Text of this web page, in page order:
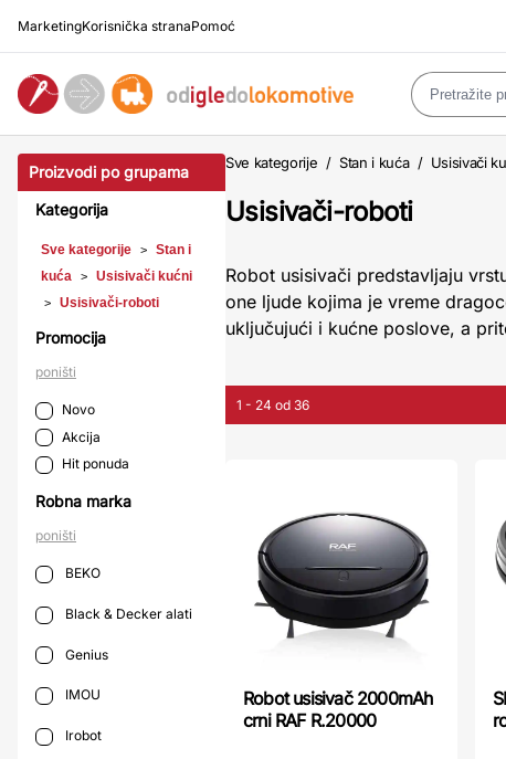
MarketingKorisnička stranaPomoć
Proizvodi po grupama
Kategorija
Sve kategorije >
Stan i
kuća
> Usisivači kućni
> Usisivači-roboti
Promocija
poništi
Novo
Akcija
Hit ponuda
Robna marka
poništi
BEKO
Black & Decker alati
Genius
IMOU
Irobot
Sve kategorije / Stan i kuća / Usisivači
Usisivači-roboti
Robot usisivači predstavljaju
one ljude kojima je vreme
uključujući i kućne poslove, a
1 - 24 od 36
Robot usisivač 2000mAh
crni RAF R.20000